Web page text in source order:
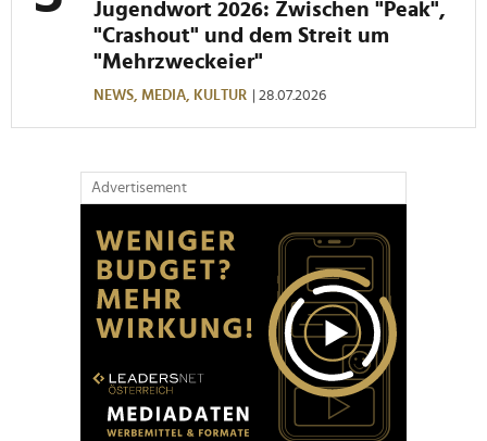
Jugendwort 2026: Zwischen "Peak",
"Crashout" und dem Streit um
"Mehrzweckeier"
NEWS, MEDIA, KULTUR | 28.07.2026
Advertisement